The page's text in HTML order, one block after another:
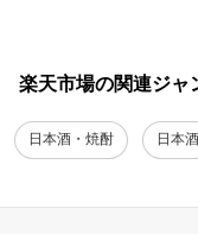
楽天市場の関連ジャ
日本酒・焼酎 日本酒